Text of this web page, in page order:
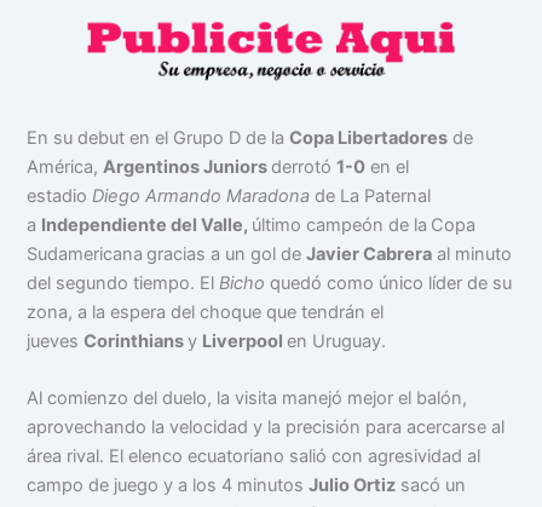
En su debut en el Grupo D de laCopa Libertadores de
América,Argentinos Juniors derrotó1-0 en el
estadioDiego Armando Maradona de La Paternal
a Independiente del Valle, último campeón de la Copa
Sudamericana gracias a un gol deJavier Cabrera al minuto
del segundo tiempo. ElBicho quedó como único líder de su
zona, a la espera del choque que tendrán el
juevesCorinthiansy Liverpool en Uruguay.
Al comienzo del duelo, la visita manejó mejor el balón,
aprovechando la velocidad y la precisión para acercarse al
área rival. El elenco ecuatoriano salió con agresividad al
campo de juego y a los 4 minutosJulio Ortiz sacó un